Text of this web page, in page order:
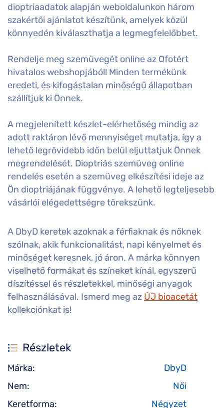
dioptriaadatok alapján weboldalunkon három
szakértői ajánlatot készítünk, amelyek közül
könnyedén kiválaszthatja a legmegfelelőbbet.
Rendelje meg szemüvegét online az Ofotért
hivatalos webshopjából! Minden termékünk
eredeti, és kifogástalan minőségű állapotban
szállítjuk ki Önnek.
A megjelenített készlet-elérhetőség mindig az
adott raktáron lévő mennyiséget mutatja, így a
lehető legrövidebb időn belül eljuttatjuk Önnek
megrendelését. Dioptriás szemüveg online
rendelés esetén a szemüveg elkészítési ideje az
Ön dioptriájának függvénye. A lehető legteljesebb
vásárlói elégedettségre törekszünk.
A DbyD keretek azoknak a férfiaknak és nőknek
szólnak, akik funkcionalitást, napi kényelmet és
minőséget keresnek, jó áron. A márka könnyen
viselhető formákat és színeket kínál, egyszerű
díszítéssel és részletekkel, minőségi anyagok
felhasználásával. Ismerd meg az ÚJ bioacetát
kollekciónkat is!
Részletek
Márka:
DbyD
Nem:
Női
Keretforma:
Négyzet